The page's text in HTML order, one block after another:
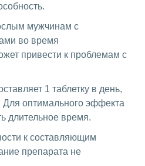
мужчинам с
во время
привести к проблемам с
1 таблетку в день,
оптимального эффекта
длительное время.
к составляющим
препарата не